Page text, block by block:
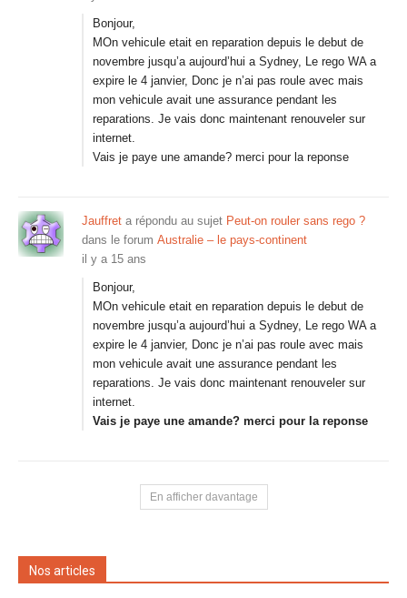
Bonjour,
MOn vehicule etait en reparation depuis le debut de
novembre jusqu’a aujourd’hui a Sydney, Le rego WA a
expire le 4 janvier, Donc je n’ai pas roule avec mais
mon vehicule avait une assurance pendant les
reparations. Je vais donc maintenant renouveler sur
internet.
Vais je paye une amande? merci pour la reponse
Jauffret a répondu au sujet Peut-on rouler sans rego ?
dans le forum Australie – le pays-continent
il y a 15 ans
Bonjour,
MOn vehicule etait en reparation depuis le debut de
novembre jusqu’a aujourd’hui a Sydney, Le rego WA a
expire le 4 janvier, Donc je n’ai pas roule avec mais
mon vehicule avait une assurance pendant les
reparations. Je vais donc maintenant renouveler sur
internet.
Vais je paye une amande? merci pour la reponse
En afficher davantage
Nos articles